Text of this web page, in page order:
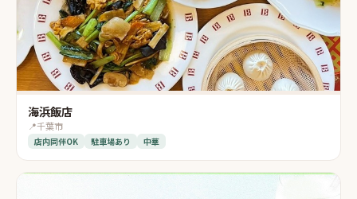
海浜飯店
📍千葉市
店内同伴OK 駐車場あり 中華